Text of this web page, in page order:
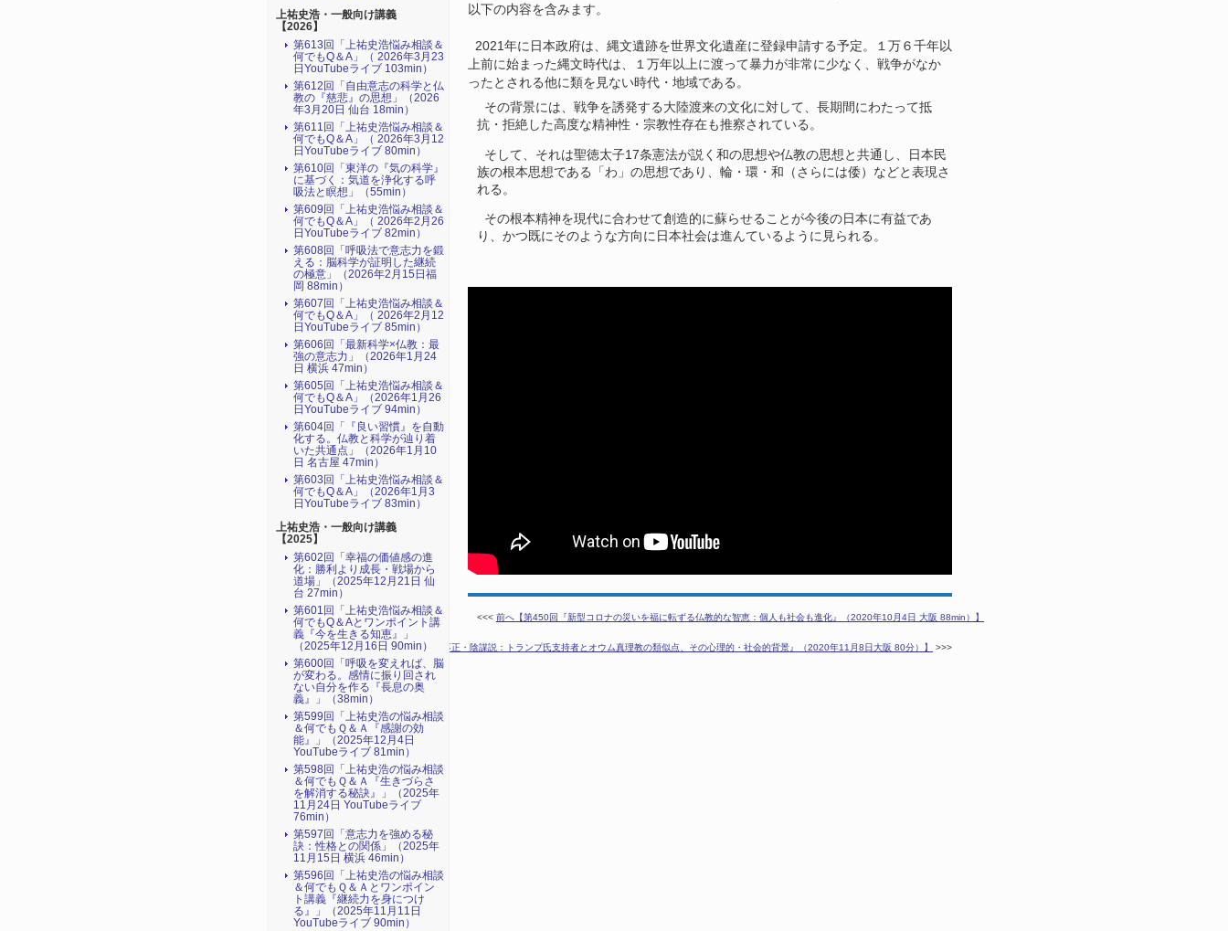
以下の内容を含みます。
2021年に日本政府は、縄文遺跡を世界文化遺産に登録申請する予定。１万６千年以
上前に始まった縄文時代は、１万年以上に渡って暴力が非常に少なく、戦争がなか
ったとされる他に類を見ない時代・地域である。
その背景には、戦争を誘発する大陸渡来の文化に対して、長期間にわたって抵
抗・拒絶した高度な精神性・宗教性存在も推察されている。
そして、それは聖徳太子17条憲法が説く和の思想や仏教の思想と共通し、日本民
族の根本思想である「わ」の思想であり、輪・環・和（さらには倭）などと表現さ
れる。
その根本精神を現代に合わせて創造的に蘇らせることが今後の日本に有益であ
り、かつ既にそのような方向に日本社会は進んているように見られる。
<<< 前へ【第450回『新型コロナの災いを福に転ずる仏教的な智恵：個人も社会も進化』（2020年10月4日 大阪 88min）】
次へ【第452回『選挙不正・陰謀説：トランプ氏支持者とオウム真理教の類似点、その心理的・社会的背景』（2020年11月8日大阪 80分）】 >>>
上祐史浩・一般向け講義
【2026】
第613回「上祐史浩悩み相談＆
何でもQ＆A」（ 2026年3月23
日YouTubeライブ 103min）
第612回「自由意志の科学と仏
教の『慈悲』の思想」（2026
年3月20日 仙台 18min）
第611回「上祐史浩悩み相談＆
何でもQ＆A」（ 2026年3月12
日YouTubeライブ 80min）
第610回「東洋の『気の科学』
に基づく：気道を浄化する呼
吸法と瞑想」（55min）
第609回「上祐史浩悩み相談＆
何でもQ＆A」（ 2026年2月26
日YouTubeライブ 82min）
第608回「呼吸法で意志力を鍛
える：脳科学が証明した継続
の極意」（2026年2月15日福
岡 88min）
第607回「上祐史浩悩み相談＆
何でもQ＆A」（ 2026年2月12
日YouTubeライブ 85min）
第606回「最新科学×仏教：最
強の意志力」（2026年1月24
日 横浜 47min）
第605回「上祐史浩悩み相談＆
何でもQ＆A」（2026年1月26
日YouTubeライブ 94min）
第604回「『良い習慣』を自動
化する。仏教と科学が辿り着
いた共通点」（2026年1月10
日 名古屋 47min）
第603回「上祐史浩悩み相談＆
何でもQ＆A」（2026年1月3
日YouTubeライブ 83min）
上祐史浩・一般向け講義
【2025】
第602回「幸福の価値感の進
化：勝利より成長・戦場から
道場」（2025年12月21日 仙
台 27min）
第601回「上祐史浩悩み相談＆
何でもQ＆Aとワンポイント講
義『今を生きる知恵』」
（2025年12月16日 90min）
第600回「呼吸を変えれば、脳
が変わる。感情に振り回され
ない自分を作る『長息の奥
義』」（38min）
第599回「上祐史浩の悩み相談
＆何でもＱ＆Ａ『感謝の効
能』」（2025年12月4日
YouTubeライブ 81min）
第598回「上祐史浩の悩み相談
＆何でもＱ＆Ａ『生きづらさ
を解消する秘訣』​」（2025年
11月24日 YouTubeライブ
76min）
第597回「意志力を強める秘
訣：性格との関係」（2025年
11月15日 横浜 46min）
第596回「上祐史浩の悩み相談
＆何でもＱ＆Ａとワンポイン
ト講義『継続力を身につけ
る』​」（2025年11月11日
YouTubeライブ 90min）